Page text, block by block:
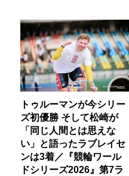
トゥルーマンが今シリー
ズ初優勝 そして松崎が
「同じ人間とは思えな
い」と語ったラブレイセ
ンは3着／『競輪ワール
ドシリーズ2026』第7ラ